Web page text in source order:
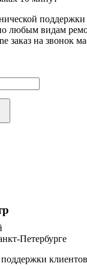
радиоуправлении
массажеров
комплексов
модулей
поддержки
любым видам
заказ на звонок
Петербурге